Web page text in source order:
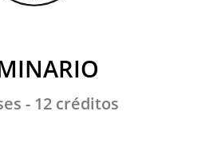
- 12 créditos